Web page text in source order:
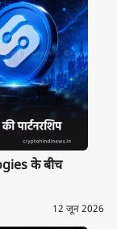
के बीच
12 जून 2026